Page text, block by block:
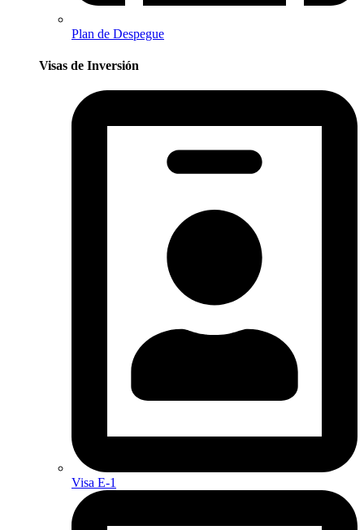
Plan de Despegue
Visas de Inversión
Visa E-1